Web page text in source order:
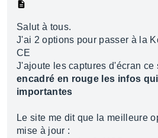
Salut à tous.
J'ai 2 options pour passer à la
CE
J'ajoute les captures d'écran ce
encadré en rouge les infos
importantes
Le site me dit que la meilleure
mise à jour :